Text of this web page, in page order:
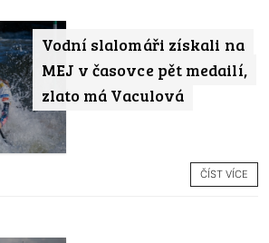
Vodní slalomáři získali na
MEJ v časovce pět medailí,
zlato má Vaculová
ČÍST VÍCE